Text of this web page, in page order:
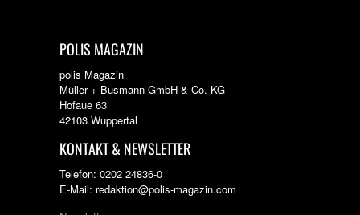
POLIS MAGAZIN
polis Magazin
Müller + Busmann GmbH & Co. KG
Hofaue 63
42103 Wuppertal
KONTAKT & NEWSLETTER
Telefon: 0202 24836-0
E-Mail: redaktion@polis-magazin.com